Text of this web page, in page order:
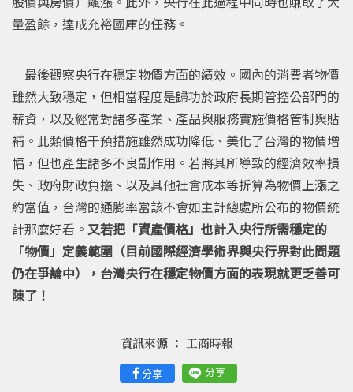
量盈餘，達成充裕國庫的任務。
最後觀察央行在穩定物價方面的績效。國內的消費者物價
雖然大致穩定，但相當程度是歸功於政府長期管控公部門的
薪資，以及經常對諸多產業、產品與服務實施價格管制與貼
補。此類價格干預措施雖然成功降低、美化了台灣的物價增
幅，但也產生諸多不良副作用。若將其所導致的經濟效率損
失、政府財政負擔、以及其他社會成本等折算為物價上漲之
約當值，台灣的通膨率當該不會如主計總處所公布的物價統
計那麼好看。 又若把「資產價格」也計入央行所需穩定的
「物價」定義範圍（目前國際經濟學術界與央行界對此問題
仍在爭論中），台灣央行在穩定物價方面的表現就更乏善可
陳了！
分享 分享
資訊來源 ： 工商時報